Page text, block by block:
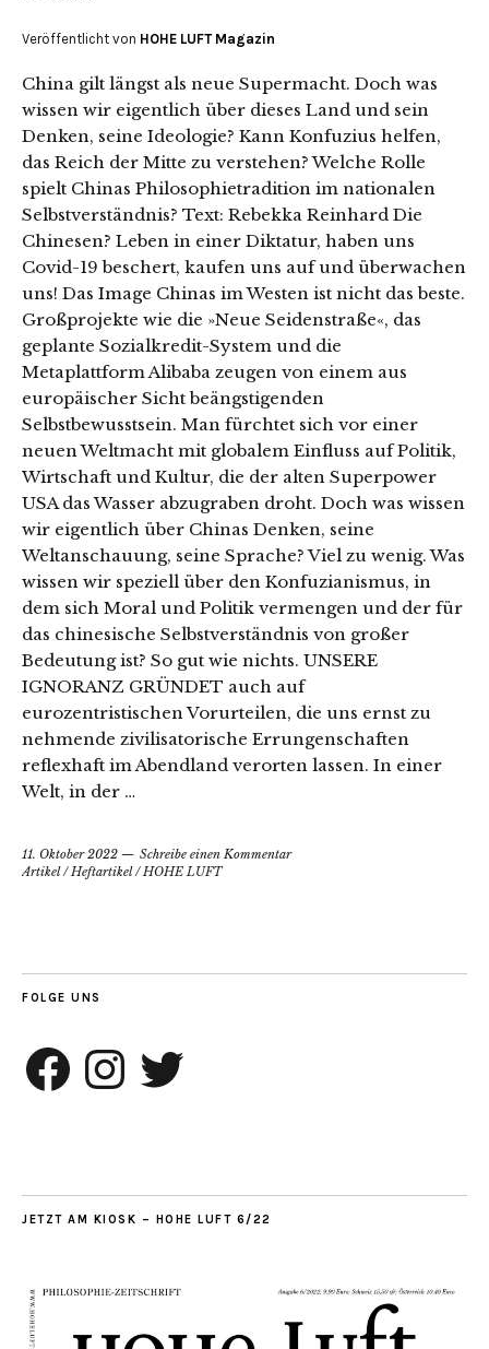
Veröffentlicht von HOHE LUFT Magazin
China gilt längst als neue Supermacht. Doch was
wissen wir eigentlich über dieses Land und sein
Denken, seine Ideologie? Kann Konfuzius helfen,
das Reich der Mitte zu verstehen? Welche Rolle
spielt Chinas Philosophietradition im nationalen
Selbstverständnis? Text: Rebekka Reinhard Die
Chinesen? Leben in einer Diktatur, haben uns
Covid-19 beschert, kaufen uns auf und überwachen
uns! Das Image Chinas im Westen ist nicht das beste.
Großprojekte wie die »Neue Seidenstraße«, das
geplante Sozialkredit-System und die
Metaplattform Alibaba zeugen von einem aus
europäischer Sicht beängstigenden
Selbstbewusstsein. Man fürchtet sich vor einer
neuen Weltmacht mit globalem Einfluss auf Politik,
Wirtschaft und Kultur, die der alten Superpower
USA das Wasser abzugraben droht. Doch was wissen
wir eigentlich über Chinas Denken, seine
Weltanschauung, seine Sprache? Viel zu wenig. Was
wissen wir speziell über den Konfuzianismus, in
dem sich Moral und Politik vermengen und der für
das chinesische Selbstverständnis von großer
Bedeutung ist? So gut wie nichts. UNSERE
IGNORANZ GRÜNDET auch auf
eurozentristischen Vorurteilen, die uns ernst zu
nehmende zivilisatorische Errungenschaften
reflexhaft im Abendland verorten lassen. In einer
Welt, in der …
11. Oktober 2022
Schreibe einen Kommentar
Artikel/ Heftartikel/ HOHE LUFT
FOLGE UNS
Facebook InstagramTwitter
JETZT AM KIOSK – HOHE LUFT 6/22